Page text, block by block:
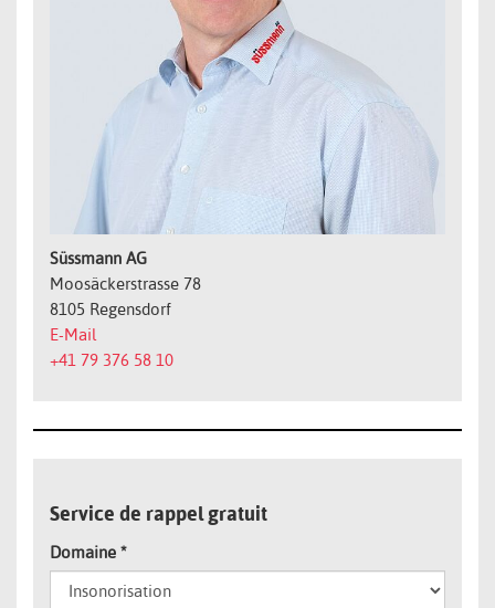
Süssmann AG
Moosäckerstrasse 78
8105 Regensdorf
E-Mail
+41 79 376 58 10
Service de rappel gratuit
Domaine *